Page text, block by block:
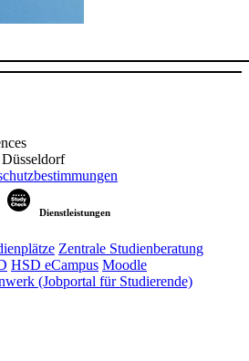
Dienstleistungen
Zentrale Studienberatung
HSD eCampus Moodle
(Jobportal für Studierende)